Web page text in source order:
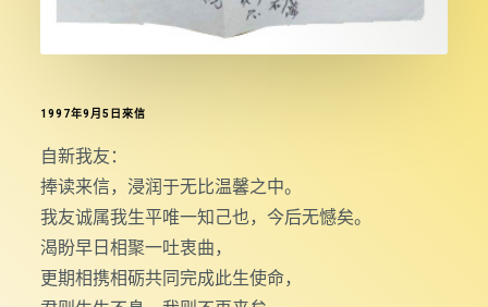
1997年9月5日來信
自新我友：
捧读来信，浸润于无比温馨之中。
我友诚属我生平唯一知己也，今后无憾矣。
渴盼早日相聚一吐衷曲，
更期相携相砺共同完成此生使命，